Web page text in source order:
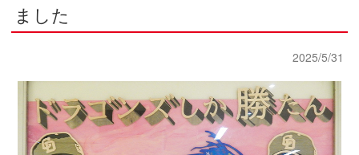
ました
2025/5/31